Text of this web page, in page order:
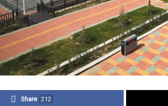
Share 212